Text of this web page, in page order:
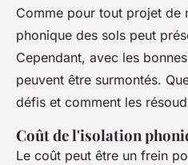
Comme pour tout projet de
phonique des sols peut
Cependant, avec les
peuvent être surmontés.
défis et comment les
Coût de l'isolation
Le coût peut être un frein